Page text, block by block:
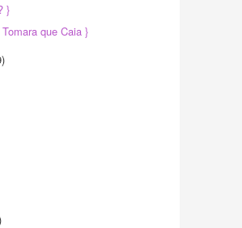
}
que Caia }